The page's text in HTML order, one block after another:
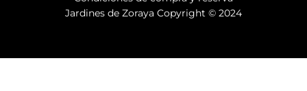
Jardines de Zoraya Copyright © 2024